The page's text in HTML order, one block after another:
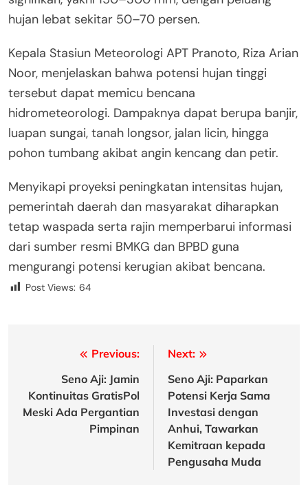
hujan lebat sekitar 50–70 persen.
Kepala Stasiun Meteorologi APT Pranoto, Riza Arian
Noor, menjelaskan bahwa potensi hujan tinggi
tersebut dapat memicu bencana
hidrometeorologi. Dampaknya dapat berupa banjir,
luapan sungai, tanah longsor, jalan licin, hingga
pohon tumbang akibat angin kencang dan petir.
Menyikapi proyeksi peningkatan intensitas hujan,
pemerintah daerah dan masyarakat diharapkan
tetap waspada serta rajin memperbarui informasi
dari sumber resmi BMKG dan BPBD guna
mengurangi potensi kerugian akibat bencana.
Post Views: 64
navigation
Previous:
Seno Aji: Jamin
Kontinuitas GratisPol
Meski Ada Pergantian
Pimpinan
Next:
Seno Aji: Paparkan
Potensi Kerja Sama
Investasi dengan
Anhui, Tawarkan
Kemitraan kepada
Pengusaha Muda